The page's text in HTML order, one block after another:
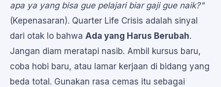
apa ya yang bisa gue pelajari biar gaji gue naik?"
(Kepenasaran). Quarter Life Crisis adalah sinyal
dari otak lo bahwa Ada yang Harus Berubah.
Jangan diam meratapi nasib. Ambil kursus baru,
coba hobi baru, atau lamar kerjaan di bidang yang
beda total. Gunakan rasa cemas itu sebagai